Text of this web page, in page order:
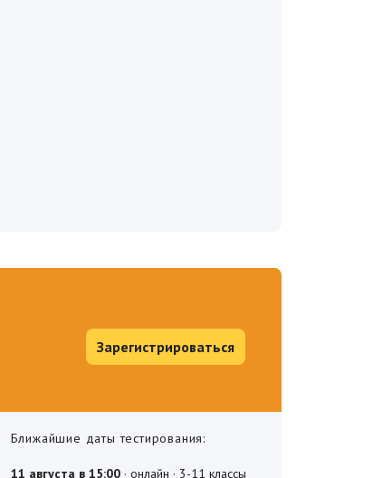
Зарегистрироваться
Ближайшие даты тестирования: